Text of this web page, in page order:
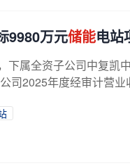
9980万元储能电站
下属全资子公司中复凯
司2025年度经审计营